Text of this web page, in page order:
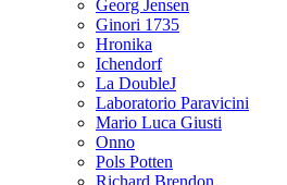
Georg Jensen
Ginori 1735
Hronika
Ichendorf
La DoubleJ
Laboratorio Paravicini
Mario Luca Giusti
Onno
Pols Potten
Richard Brendon